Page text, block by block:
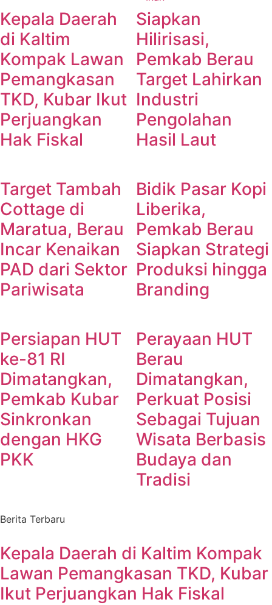
Kepala Daerah
di Kaltim
Kompak Lawan
Pemangkasan
TKD, Kubar Ikut
Perjuangkan
Hak Fiskal
Siapkan
Hilirisasi,
Pemkab Berau
Target Lahirkan
Industri
Pengolahan
Hasil Laut
Target Tambah
Cottage di
Maratua, Berau
Incar Kenaikan
PAD dari Sektor
Pariwisata
Bidik Pasar Kopi
Liberika,
Pemkab Berau
Siapkan Strategi
Produksi hingga
Branding
Persiapan HUT
ke-81 RI
Dimatangkan,
Pemkab Kubar
Sinkronkan
dengan HKG
PKK
Perayaan HUT
Berau
Dimatangkan,
Perkuat Posisi
Sebagai Tujuan
Wisata Berbasis
Budaya dan
Tradisi
Berita Terbaru
Kepala Daerah di Kaltim Kompak
Lawan Pemangkasan TKD, Kubar
Ikut Perjuangkan Hak Fiskal